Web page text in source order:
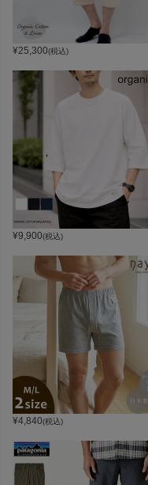
¥25,300(税込)
¥9,900(税込)
¥4,840(税込)